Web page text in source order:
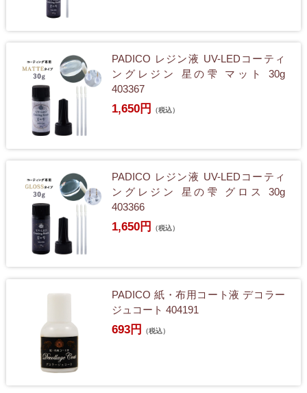
PADICO レジン液 UV-LEDコーティ
ングレジン 星の雫 マット 30g
403367
1,650円 （税込）
PADICO レジン液 UV-LEDコーティ
ングレジン 星の雫 グロス 30g
403366
1,650円 （税込）
PADICO 紙・布用コート液 デコラー
ジュコート 404191
693円 （税込）